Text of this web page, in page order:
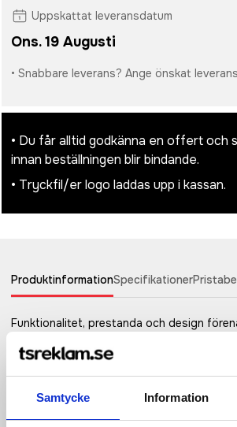
Samtycke Information
Uppskattat leveransdatum
Ons. 19 Augusti
• Snabbare leverans? Ange önskat
• Du får alltid godkänna en offert och
innan beställningen blir bindande.
• Tryckfil/er logo laddas upp i kassan.
ProduktinformationSpecifikationer
Funktionalitet, prestanda och design
återvunnen aluminium. Totalt återvunnet
materialen. På grund av sin IP4-klassning är
väderbeständig så den kan lätt tas med